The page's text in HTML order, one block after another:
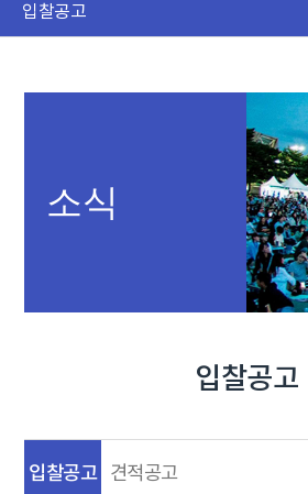
입찰공고
소식
입찰공고
입찰공고 견적공고